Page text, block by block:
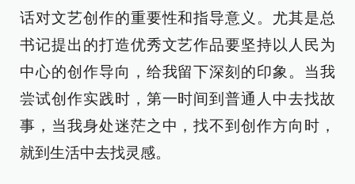
话对文艺创作的重要性和指导意义。尤其是总
书记提出的打造优秀文艺作品要坚持以人民为
中心的创作导向，给我留下深刻的印象。当我
尝试创作实践时，第一时间到普通人中去找故
事，当我身处迷茫之中，找不到创作方向时，
就到生活中去找灵感。